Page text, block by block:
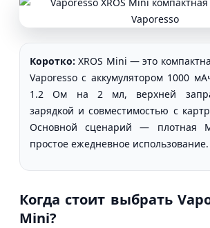
Коротко: XROS Mini — это
Vaporesso с аккумулятором 1000
1.2 Ом на 2 мл, верхней
зарядкой и совместимостью с
Основной сценарий — плотная
простое ежедневное использование.
Когда стоит выбрать
Mini?